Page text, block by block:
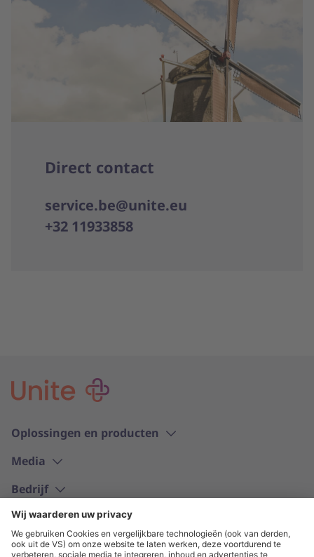
Direct contact
service.be@unite.eu
+32 11933858
Oplossingen en producten
Media
Bedrijf